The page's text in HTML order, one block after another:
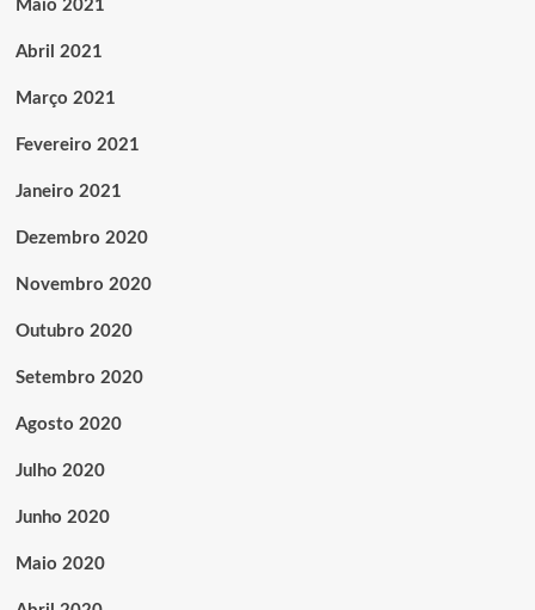
Maio 2021
Abril 2021
Março 2021
Fevereiro 2021
Janeiro 2021
Dezembro 2020
Novembro 2020
Outubro 2020
Setembro 2020
Agosto 2020
Julho 2020
Junho 2020
Maio 2020